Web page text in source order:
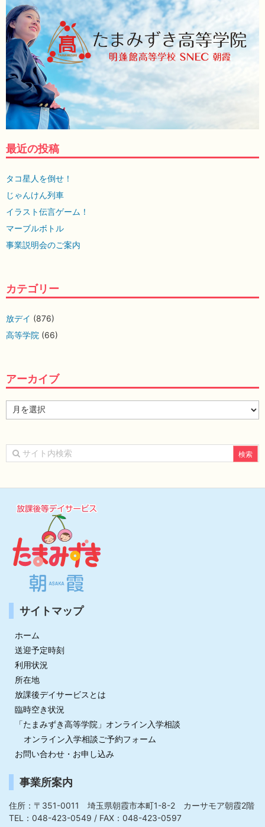
最近の投稿
タコ星人を倒せ！
じゃんけん列車
イラスト伝言ゲーム！
マーブルボトル
事業説明会のご案内
カテゴリー
放デイ (876)
高等学院 (66)
アーカイブ
ー
イ
ブ
サイトマップ
ホーム
送迎予定時刻
利用状況
所在地
放課後デイサービスとは
臨時空き状況
「たまみずき高等学院」オンライン入学相談
オンライン入学相談ご予約フォーム
お問い合わせ・お申し込み
事業所案内
住所：〒351-0011 埼玉県朝霞市本町1-8-2 カーサモア朝霞2階
TEL：048-423-0549 / FAX：048-423-0597